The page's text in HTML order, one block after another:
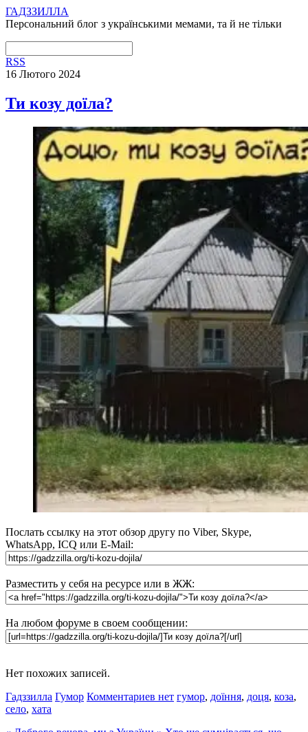
ГАДЗЗИЛЛА
Персональний блог з українськими мемами, та й не тільки
RSS
16 Лютого 2024
Ти козу доїла?
Послать ссылку на этот обзор другу по Viber, Skype,
WhatsApp, ICQ или E-Mail:
Разместить у себя на ресурсе или в ЖЖ:
На любом форуме в своем сообщении:
Нет похожих записей.
Гадззилла Гумор Комментариев нет гумор, доїння, доця, коза,
село, хата